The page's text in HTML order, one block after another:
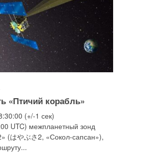
«Птичий корабль»
(+/-1 сек)
UTC) межпланетный зонд
(はやぶさ2, «Сокол-сапсан»),